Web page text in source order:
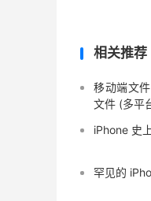
相关推荐
移动端文
文件 (多平
iPhone 史
罕见的